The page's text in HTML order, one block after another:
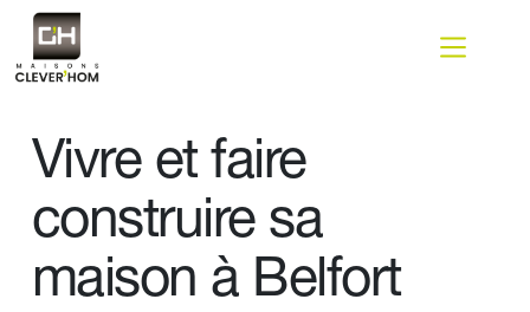
Passer
contenu
Vivre et faire
construire sa
maison à Belfort